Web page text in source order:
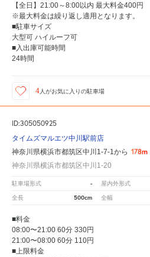
【全日】21:00～8:00以内 最大料金400円
※最大料金は繰り返し適用となります。
■駐車サイズ
大型可 ハイルーフ可
■入出庫可能時間
24時間
4 人がお気に入りの駐車場
ID:305050925
タイムズマルエツ中川駅前店
神奈川県横浜市都筑区中川1-7-1から 178m
神奈川県横浜市都筑区中川1-20
駐車場形式 - 屋内外形式
全長 500cm 全幅
■料金
08:00〜21:00 60分 330円
21:00〜08:00 60分 110円
■上限料金